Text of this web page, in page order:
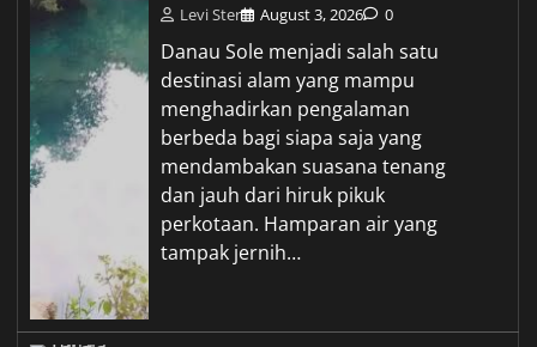
Levi Ster August 3, 2026 0
Danau Sole menjadi salah satu
destinasi alam yang mampu
menghadirkan pengalaman
berbeda bagi siapa saja yang
mendambakan suasana tenang
dan jauh dari hiruk pikuk
perkotaan. Hamparan air yang
tampak jernih…